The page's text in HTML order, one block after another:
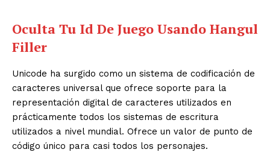
Oculta Tu Id De Juego Usando Hangul
Filler
Unicode ha surgido como un sistema de codificación de
caracteres universal que ofrece soporte para la
representación digital de caracteres utilizados en
prácticamente todos los sistemas de escritura
utilizados a nivel mundial. Ofrece un valor de punto de
código único para casi todos los personajes.